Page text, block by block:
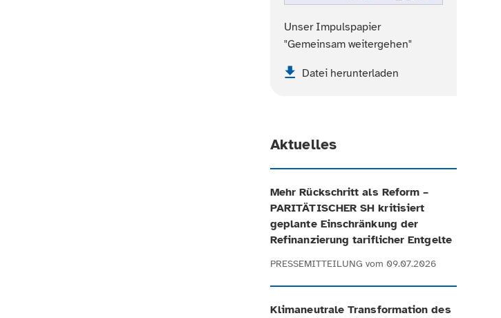
Unser Impulspapier
"Gemeinsam weitergehen"
Datei herunterladen
Aktuelles
Mehr Rückschritt als Reform –
PARITÄTISCHER SH kritisiert
geplante Einschränkung der
Refinanzierung tariflicher Entgelte
PRESSEMITTEILUNG vom 09.07.2026
Klimaneutrale Transformation des